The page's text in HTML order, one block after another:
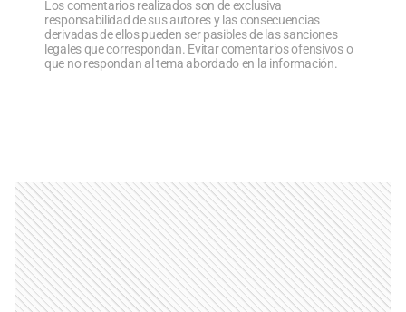
Los comentarios realizados son de exclusiva
responsabilidad de sus autores y las consecuencias
derivadas de ellos pueden ser pasibles de las sanciones
legales que correspondan. Evitar comentarios ofensivos o
que no respondan al tema abordado en la información.